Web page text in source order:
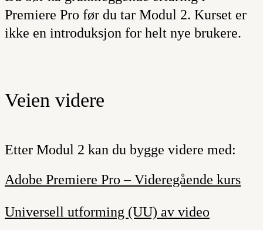
Premiere Pro før du tar Modul 2. Kurset er
ikke en introduksjon for helt nye brukere.
Veien videre
Etter Modul 2 kan du bygge videre med:
Adobe Premiere Pro – Videregående kurs
Universell utforming (UU) av video